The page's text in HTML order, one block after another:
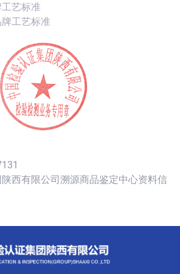
艺标准
工艺标准
西有限公司溯源商品鉴定中心资料信